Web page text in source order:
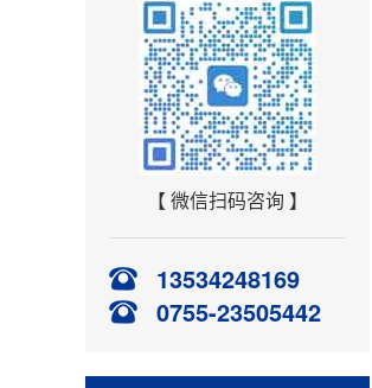
【 微信扫码咨询 】
13534248169
0755-23505442